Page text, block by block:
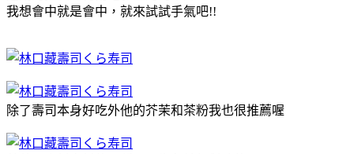
我想會中就是會中，就來試試手氣吧!!
除了壽司本身好吃外他的芥茉和茶粉我也很推薦喔